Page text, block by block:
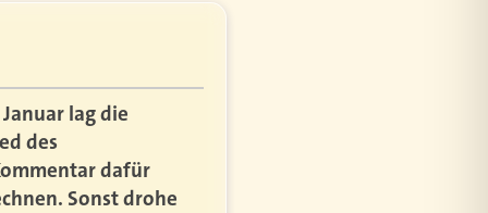
lag die
des
dafür
Sonst drohe